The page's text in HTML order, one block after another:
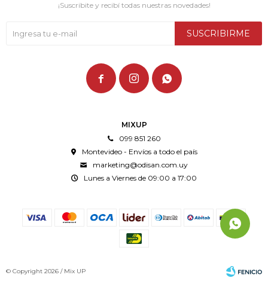
MIXUP
099 851 260
Montevideo - Envíos a todo el país
marketing@odisan.com.uy
Lunes a Viernes de 09:00 a 17:00
¡Suscribite y recibí todas nuestras novedades!
SUSCRIBIRME
  
© Copyright 2026 / Mix UP